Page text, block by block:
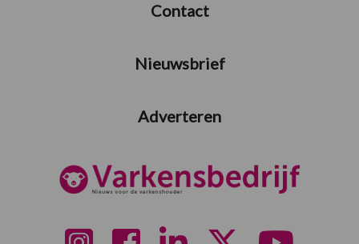
Contact
Nieuwsbrief
Adverteren